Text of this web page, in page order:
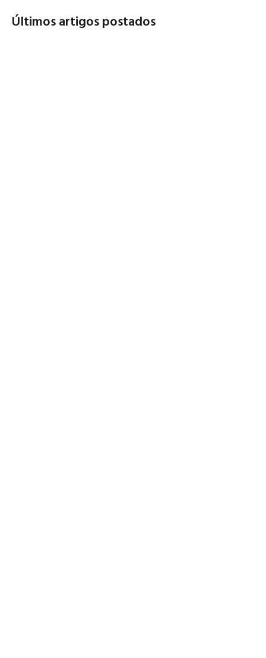
Últimos artigos postados